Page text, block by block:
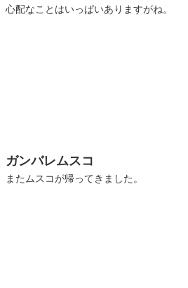
心配なことはいっぱいありますがね。
ガンバレムスコ
またムスコが帰ってきました。